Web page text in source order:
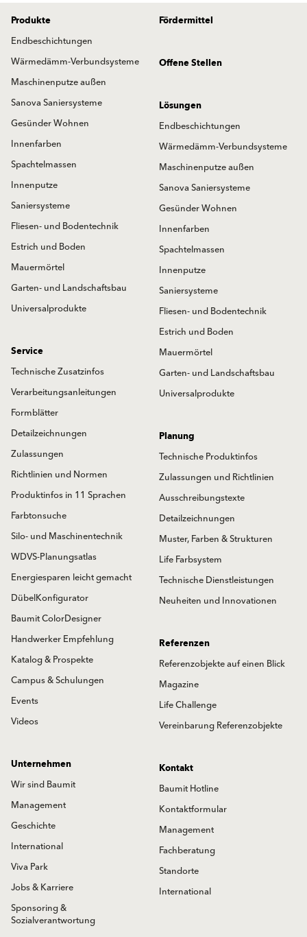
Produkte
Endbeschichtungen
Wärmedämm-Verbundsysteme
Maschinenputze außen
Sanova Saniersysteme
Gesünder Wohnen
Innenfarben
Spachtelmassen
Innenputze
Saniersysteme
Fliesen- und Bodentechnik
Estrich und Boden
Mauermörtel
Garten- und Landschaftsbau
Universalprodukte
Fördermittel
Offene Stellen
Lösungen
Endbeschichtungen
Wärmedämm-Verbundsysteme
Maschinenputze außen
Sanova Saniersysteme
Gesünder Wohnen
Innenfarben
Spachtelmassen
Innenputze
Saniersysteme
Fliesen- und Bodentechnik
Estrich und Boden
Mauermörtel
Garten- und Landschaftsbau
Universalprodukte
Service
Technische Zusatzinfos
Verarbeitungsanleitungen
Formblätter
Detailzeichnungen
Zulassungen
Richtlinien und Normen
Produktinfos in 11 Sprachen
Farbtonsuche
Silo- und Maschinentechnik
WDVS-Planungsatlas
Energiesparen leicht gemacht
DübelKonfigurator
Baumit ColorDesigner
Handwerker Empfehlung
Katalog & Prospekte
Campus & Schulungen
Events
Videos
Planung
Technische Produktinfos
Zulassungen und Richtlinien
Ausschreibungstexte
Detailzeichnungen
Muster, Farben & Strukturen
Life Farbsystem
Technische Dienstleistungen
Neuheiten und Innovationen
Referenzen
Referenzobjekte auf einen Blick
Magazine
Life Challenge
Vereinbarung Referenzobjekte
Unternehmen
Wir sind Baumit
Management
Geschichte
International
Viva Park
Jobs & Karriere
Sponsoring &
Sozialverantwortung
Kontakt
Baumit Hotline
Kontaktformular
Management
Fachberatung
Standorte
International